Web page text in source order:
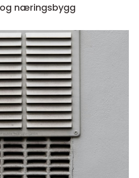
næringsbygg